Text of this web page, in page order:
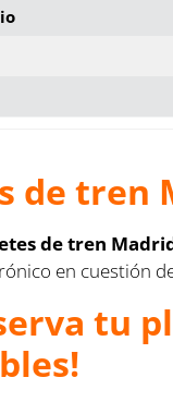
de tren
de tren
en cuestión
tu